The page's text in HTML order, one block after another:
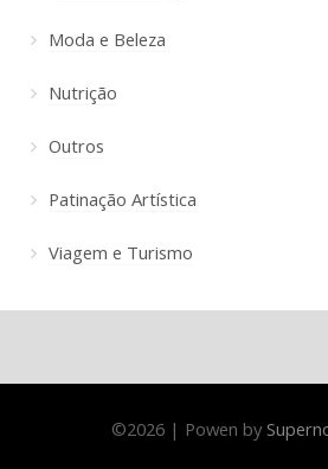
Moda e Beleza
Nutrição
Outros
Patinação Artística
Viagem e Turismo
©2026 | Powen by